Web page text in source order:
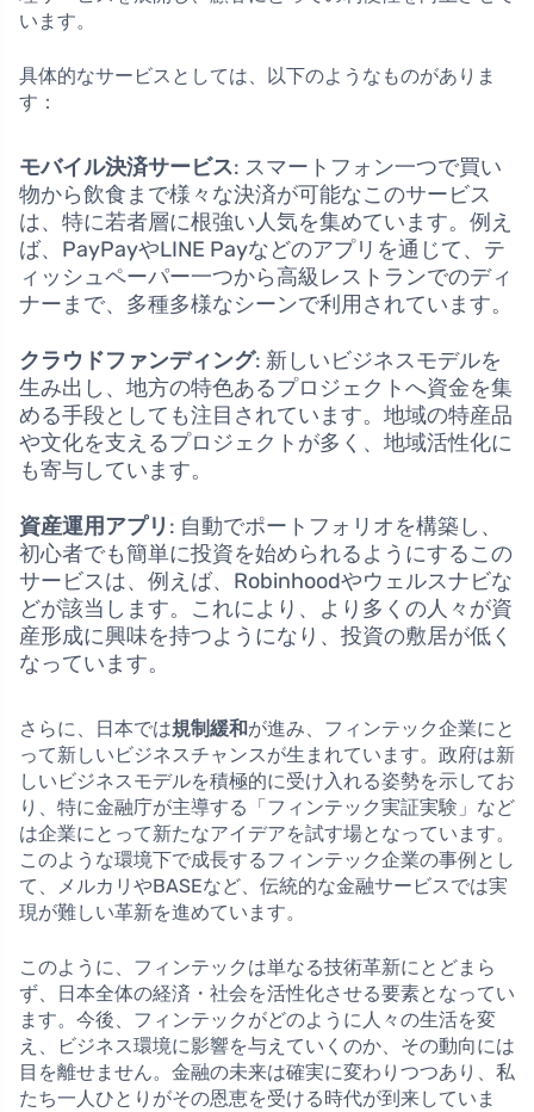
います。
具体的なサービスとしては、以下のようなものがありま
す：
モバイル決済サービス: スマートフォン一つで買い
物から飲食まで様々な決済が可能なこのサービス
は、特に若者層に根強い人気を集めています。例え
ば、PayPayやLINE Payなどのアプリを通じて、テ
ィッシュペーパー一つから高級レストランでのディ
ナーまで、多種多様なシーンで利用されています。
クラウドファンディング: 新しいビジネスモデルを
生み出し、地方の特色あるプロジェクトへ資金を集
める手段としても注目されています。地域の特産品
や文化を支えるプロジェクトが多く、地域活性化に
も寄与しています。
資産運用アプリ : 自動でポートフォリオを構築し、
初心者でも簡単に投資を始められるようにするこの
サービスは、例えば、Robinhoodやウェルスナビな
どが該当します。これにより、より多くの人々が資
産形成に興味を持つようになり、投資の敷居が低く
なっています。
さらに、日本では規制緩和が進み、フィンテック企業にと
って新しいビジネスチャンスが生まれています。政府は新
しいビジネスモデルを積極的に受け入れる姿勢を示してお
り、特に金融庁が主導する「フィンテック実証実験」など
は企業にとって新たなアイデアを試す場となっています。
このような環境下で成長するフィンテック企業の事例とし
て、メルカリやBASEなど、伝統的な金融サービスでは実
現が難しい革新を進めています。
このように、フィンテックは単なる技術革新にとどまら
ず、日本全体の経済・社会を活性化させる要素となってい
ます。今後、フィンテックがどのように人々の生活を変
え、ビジネス環境に影響を与えていくのか、その動向には
目を離せません。金融の未来は確実に変わりつつあり、私
たち一人ひとりがその恩恵を受ける時代が到来していま